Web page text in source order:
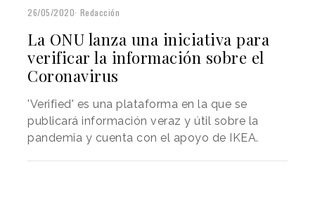
26/05/2020 Redacción
La ONU lanza una iniciativa para
verificar la información sobre el
Coronavirus
'Verified' es una plataforma en la que se
publicará información veraz y útil sobre la
pandemia y cuenta con el apoyo de IKEA.